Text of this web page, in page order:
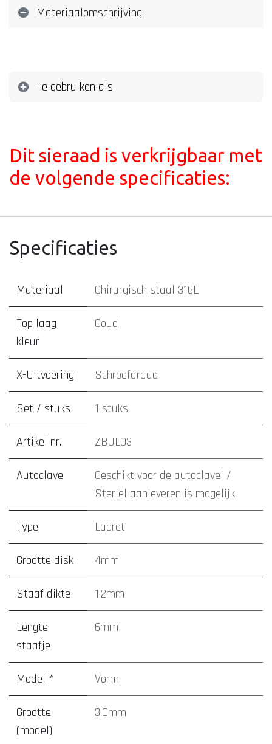
Materiaalomschrijving
Te gebruiken als
Dit sieraad is verkrijgbaar met
de volgende specificaties:
Specificaties
Materiaal Chirurgisch staal 316L
Top laag
kleur
Goud
X-Uitvoering Schroefdraad
Set / stuks 1 stuks
Artikel nr. ZBJL03
Autoclave
Geschikt voor de autoclave! /
Steriel aanleveren is mogelijk
Type Labret
Grootte disk 4mm
Staaf dikte 1.2mm
Lengte
staafje
6mm
Model * Vorm
Grootte
(model)
3.0mm